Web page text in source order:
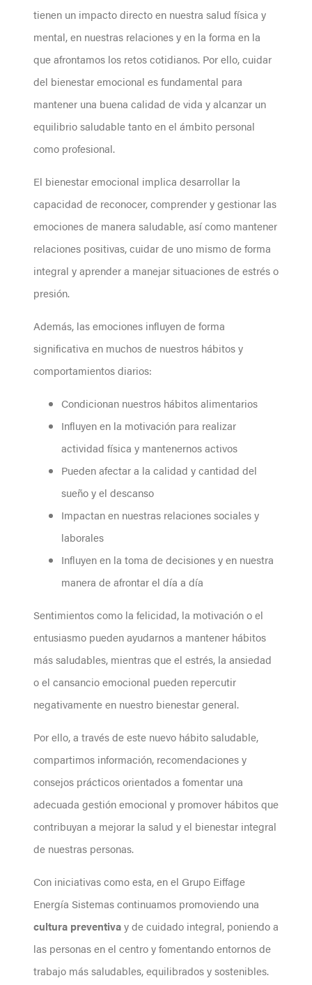
tienen un impacto directo en nuestra salud física y
mental, en nuestras relaciones y en la forma en la
que afrontamos los retos cotidianos. Por ello, cuidar
del bienestar emocional es fundamental para
mantener una buena calidad de vida y alcanzar un
equilibrio saludable tanto en el ámbito personal
como profesional.
El bienestar emocional implica desarrollar la
capacidad de reconocer, comprender y gestionar las
emociones de manera saludable, así como mantener
relaciones positivas, cuidar de uno mismo de forma
integral y aprender a manejar situaciones de estrés o
presión.
Además, las emociones influyen de forma
significativa en muchos de nuestros hábitos y
comportamientos diarios:
Condicionan nuestros hábitos alimentarios
Influyen en la motivación para realizar
actividad física y mantenernos activos
Pueden afectar a la calidad y cantidad del
sueño y el descanso
Impactan en nuestras relaciones sociales y
laborales
Influyen en la toma de decisiones y en nuestra
manera de afrontar el día a día
Sentimientos como la felicidad, la motivación o el
entusiasmo pueden ayudarnos a mantener hábitos
más saludables, mientras que el estrés, la ansiedad
o el cansancio emocional pueden repercutir
negativamente en nuestro bienestar general.
Por ello, a través de este nuevo hábito saludable,
compartimos información, recomendaciones y
consejos prácticos orientados a fomentar una
adecuada gestión emocional y promover hábitos que
contribuyan a mejorar la salud y el bienestar integral
de nuestras personas.
Con iniciativas como esta, en el Grupo Eiffage
Energía Sistemas continuamos promoviendo una
cultura preventivay de cuidado integral, poniendo a
las personas en el centro y fomentando entornos de
trabajo más saludables, equilibrados y sostenibles.